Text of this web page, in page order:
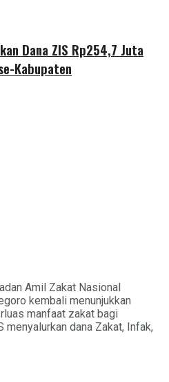
Dana ZIS Rp254,7 Juta
Kabupaten
Amil Zakat Nasional
kembali menunjukkan
manfaat zakat bagi
menyalurkan dana Zakat, Infak,